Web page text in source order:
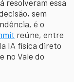
resolveram essa
sem
é o
reúne, entre
IA física direto
no Vale do